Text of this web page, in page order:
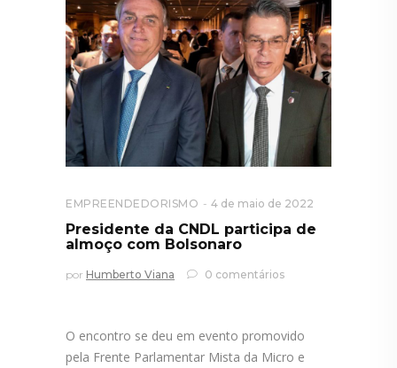
EMPREENDEDORISMO 4 de maio de 2022
Presidente da CNDL participa de
almoço com Bolsonaro
por Humberto Viana 0 comentários
O encontro se deu em evento promovido
pela Frente Parlamentar Mista da Micro e